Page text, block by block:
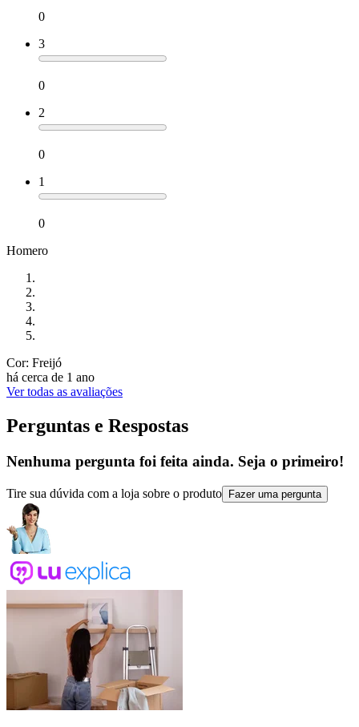
0
3
0
2
0
1
0
Homero
Cor: Freijó
há cerca de 1 ano
Ver todas as avaliações
Perguntas e Respostas
Nenhuma pergunta foi feita ainda. Seja o primeiro!
Tire sua dúvida com a loja sobre o produto Fazer uma pergunta